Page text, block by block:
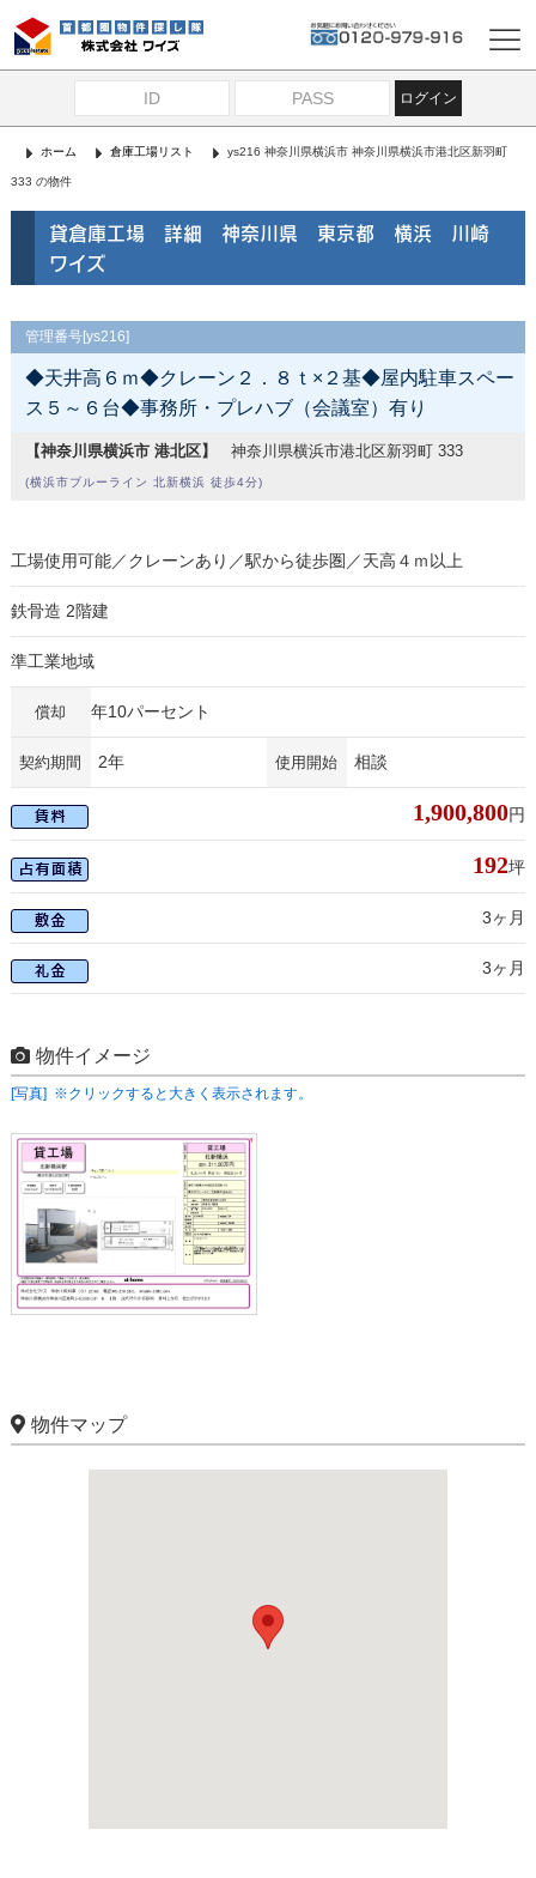
ログイン
ホーム 倉庫工場リスト ys216 神奈川県横浜市 神奈川県横浜市港北区新羽町
333 の物件
貸倉庫工場 詳細 神奈川県 東京都 横浜 川崎
ワイズ
管理番号[ys216]
◆天井高６ｍ◆クレーン２．８ｔ×２基◆屋内駐車スペー
ス５～６台◆事務所・プレハブ（会議室）有り
【神奈川県横浜市 港北区】 神奈川県横浜市港北区新羽町 333
(横浜市ブルーライン 北新横浜 徒歩4分)
工場使用可能／クレーンあり／駅から徒歩圏／天高４ｍ以上
鉄骨造 2階建
準工業地域
償却 年10パーセント
契約期間 2年 使用開始 相談
1,900,800円
192坪
3ヶ月
3ヶ月
物件イメージ
[写真] ※クリックすると大きく表示されます。
物件マップ